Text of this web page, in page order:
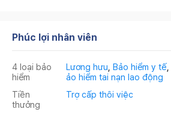
Phúc lợi nhân viên
4 loại bảo
hiểm
Lương hưu Bảo hiểm y tế
ảo hiểm tai nạn lao động
Tiền
thưởng
Trợ cấp thôi việc